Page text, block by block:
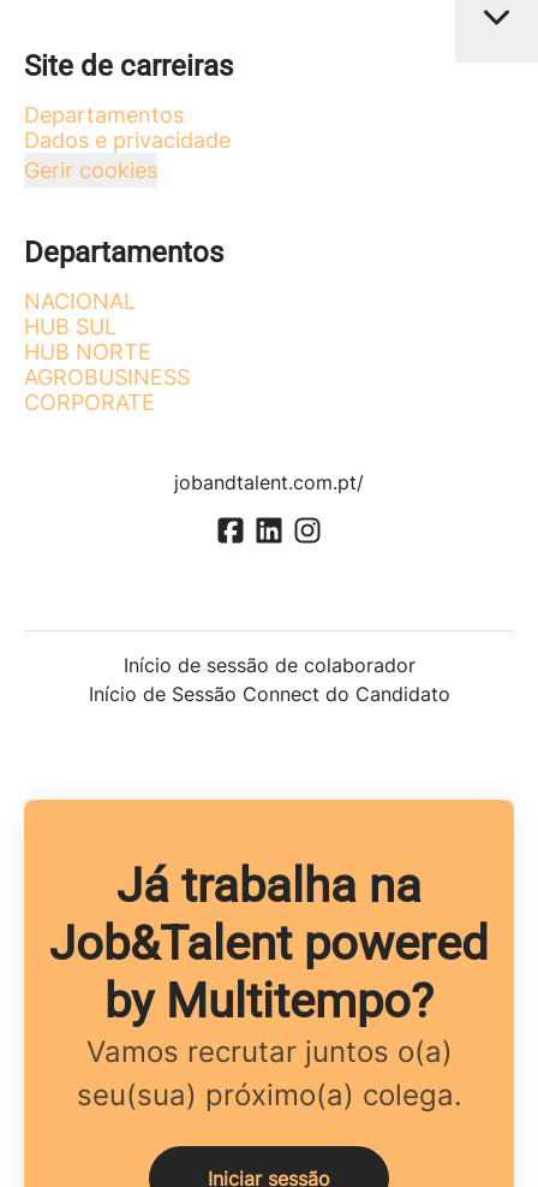
Site de carreiras
Departamentos
Dados e privacidade
Gerir cookies
Departamentos
NACIONAL
HUB SUL
HUB NORTE
AGROBUSINESS
CORPORATE
jobandtalent.com.pt/
Início de sessão de colaborador
Início de Sessão Connect do Candidato
Já trabalha na
Job&Talent powered
by Multitempo?
Vamos recrutar juntos o(a)
seu(sua) próximo(a) colega.
Iniciar sessão